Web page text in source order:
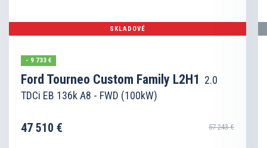
SKLADOVÉ
- 9 733 €
Ford Tourneo Custom Family L2H1 2.0
TDCi EB 136k A8 - FWD (100kW)
47 510 € 57 243 €